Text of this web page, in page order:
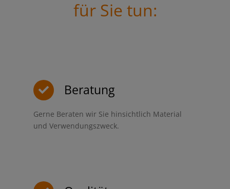
für Sie tun:
Beratung
Gerne Beraten wir Sie hinsichtlich Material
und Verwendungszweck.